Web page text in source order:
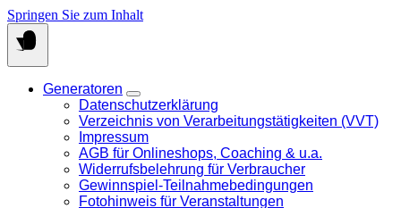
Springen Sie zum Inhalt
Generatoren
Datenschutzerklärung
Verzeichnis von Verarbeitungstätigkeiten (VVT)
Impressum
AGB für Onlineshops, Coaching & u.a.
Widerrufsbelehrung für Verbraucher
Gewinnspiel-Teilnahmebedingungen
Fotohinweis für Veranstaltungen